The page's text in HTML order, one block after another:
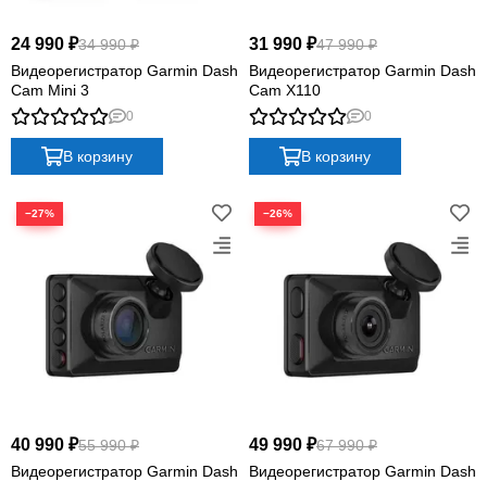
24 990 ₽34 990 ₽
Видеорегистратор Garmin Dash
Cam Mini 3
0
В корзину
31 990 ₽47 990 ₽
Видеорегистратор Garmin Dash
Cam X110
0
В корзину
−27%
40 990 ₽55 990 ₽
Видеорегистратор Garmin Dash
−26%
49 990 ₽67 990 ₽
Видеорегистратор Garmin Dash